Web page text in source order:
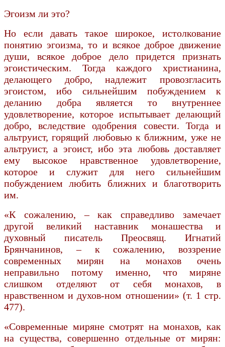
Эгоизм ли это?
Но если давать такое широкое, истолкование
понятию эгоизма, то и всякое доброе движение
души, всякое доброе дело придется признать
эгоистическим. Тогда каждого христианина,
делающего добро, надлежит провозгласить
эгоистом, ибо сильнейшим побуждением к
деланию добра является то внутреннее
удовлетворение, которое испытывает делающий
добро, вследствие одобрения совести. Тогда и
альтруист, горящий любовью к ближним, уже не
альтруист, а эгоист, ибо эта любовь доставляет
ему высокое нравственное удовлетворение,
которое и служит для него сильнейшим
побуждением любить ближних и благотворить
им.
«К сожалению, – как справедливо замечает
другой великий наставник монашества и
духовный писатель Преосвящ. Игнатий
Брянчанинов, – к сожалению, воззрение
современных мирян на монахов очень
неправильно потому именно, что миряне
слишком отделяют от себя монахов, в
нравственном и духов-ном отношении» (т. 1 стр.
477).
«Современные миряне смотрят на монахов, как
на существа, совершенно отдельные от мирян: